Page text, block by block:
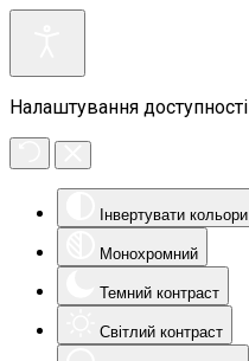
Налаштування доступності
Інвертувати кольори
Монохромний
Темний контраст
Світлий контраст